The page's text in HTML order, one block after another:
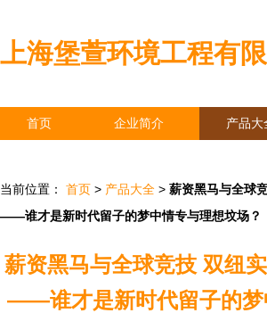
上海堡萱环境工程有
首页 企业简介 产品大
当前位置： 首页 > 产品大全 > 薪资黑马与全球
——谁才是新时代留子的梦中情专与理想坟场？
薪资黑马与全球竞技 双纽
——谁才是新时代留子的梦